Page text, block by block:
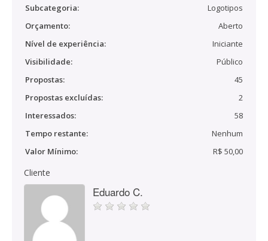
Subcategoria:
Logotipos
Orçamento:
Aberto
Nível de experiência:
Iniciante
Visibilidade:
Público
Propostas:
45
Propostas excluídas:
2
Interessados:
58
Tempo restante:
Nenhum
Valor Mínimo:
R$ 50,00
Cliente
Eduardo C.